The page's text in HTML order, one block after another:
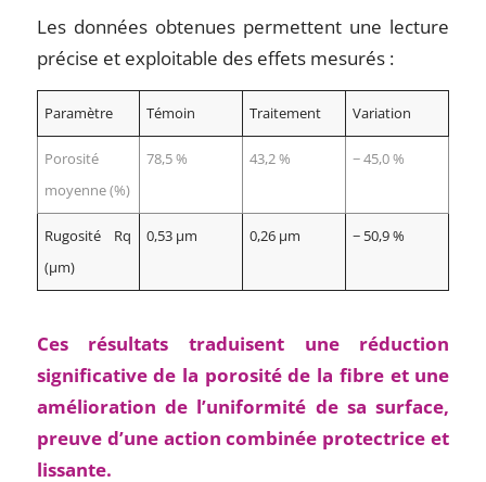
Les données obtenues permettent une lecture
précise et exploitable des effets mesurés :
Paramètre Témoin Traitement Variation
Porosité
moyenne (%)
78,5 % 43,2 % − 45,0 %
Rugosité Rq
(µm)
0,53 µm 0,26 µm − 50,9 %
Ces résultats traduisent une réduction
significative de la porosité de la fibre et une
amélioration de l’uniformité de sa surface,
preuve d’une action combinée protectrice et
lissante.